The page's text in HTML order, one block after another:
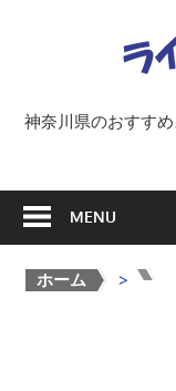
神奈川県のおすす
MENU
ホーム > >